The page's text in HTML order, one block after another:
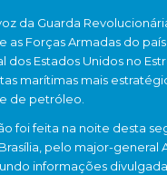
da Guarda
as Forças Armadas do
dos Estados Unidos no
marítimas mais
de petróleo.
foi feita na noite desta
pelo major-general
informações